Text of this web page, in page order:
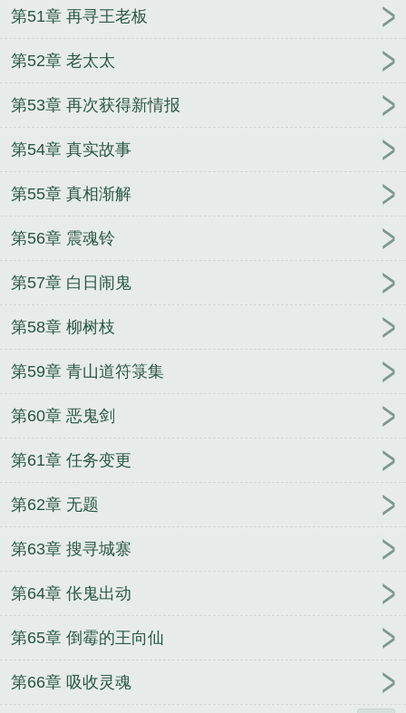
第51章 再寻王老板
第52章 老太太
第53章 再次获得新情报
第54章 真实故事
第55章 真相渐解
第56章 震魂铃
第57章 白日闹鬼
第58章 柳树枝
第59章 青山道符箓集
第60章 恶鬼剑
第61章 任务变更
第62章 无题
第63章 搜寻城寨
第64章 伥鬼出动
第65章 倒霉的王向仙
第66章 吸收灵魂